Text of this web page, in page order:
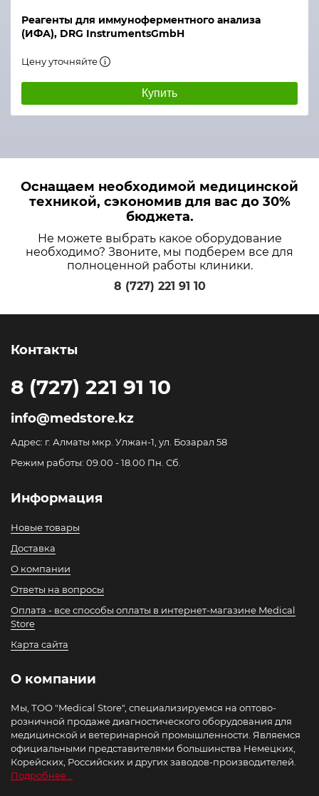
Реагенты для иммуноферментного анализа
(ИФА), DRG InstrumentsGmbH
Цену уточняйте
Купить
Оснащаем необходимой медицинской
техникой, сэкономив для вас до 30%
бюджета.
Не можете выбрать какое оборудование
необходимо? Звоните, мы подберем все для
полноценной работы клиники.
8 (727) 221 91 10
Контакты
8 (727) 221 91 10
info@medstore.kz
Адрес: г. Алматы мкр. Улжан-1, ул. Бозарал 58
Режим работы: 09.00 - 18.00 Пн. Сб.
Информация
Новые товары
Доставка
О компании
Ответы на вопросы
Оплата - все способы оплаты в интернет-магазине Medical
Store
Карта сайта
О компании
Мы, ТОО "Medical Store", специализируемся на оптово-
розничной продаже диагностического оборудования для
медицинской и ветеринарной промышленности. Являемся
официальными представителями большинства Немецких,
Корейских, Российских и других заводов-производителей.
Подробнее...